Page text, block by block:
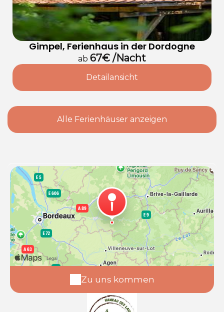
Gimpel, Ferienhaus in der Dordogne
ab 67€ /Nacht
Detailansicht
Alle Ferienhäuser anzeigen
Zu uns kommen